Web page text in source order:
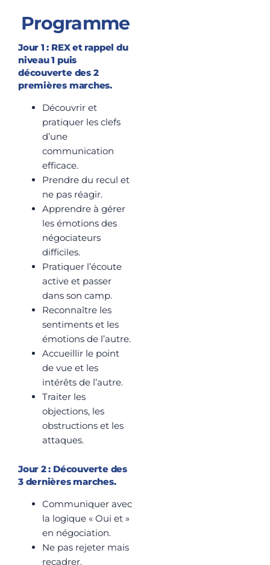
Programme
Jour 1 : REX et rappel du
niveau 1 puis
découverte des 2
premières marches.
Découvrir et
pratiquer les clefs
d’une
communication
efficace.
Prendre du recul et
ne pas réagir.
Apprendre à gérer
les émotions des
négociateurs
difficiles.
Pratiquer l’écoute
active et passer
dans son camp.
Reconnaître les
sentiments et les
émotions de l’autre.
Accueillir le point
de vue et les
intérêts de l’autre.
Traiter les
objections, les
obstructions et les
attaques.
Jour 2 : Découverte des
3 dernières marches.
Communiquer avec
la logique « Oui et »
en négociation.
Ne pas rejeter mais
recadrer.